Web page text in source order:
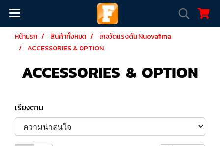
หน้าแรก สินค้าทั้งหมด
เกจวัดแรงดัน Nuovafima
ACCESSORIES & OPTION
ACCESSORIES & OPTION
เรียงตาม